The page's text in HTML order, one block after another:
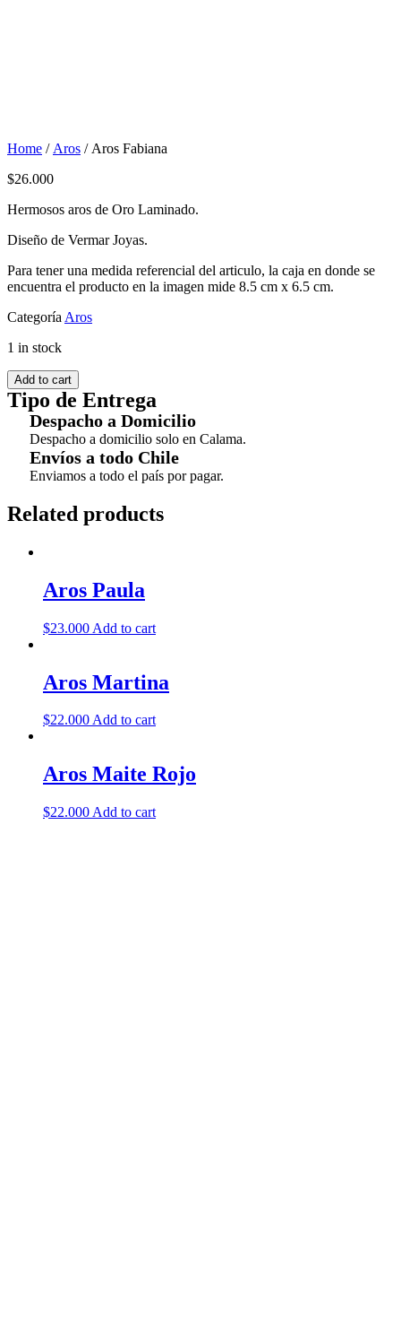
Home / Aros / Aros Fabiana
$26.000
Hermosos aros de Oro Laminado.
Diseño de Vermar Joyas.
Para tener una medida referencial del articulo, la caja en donde se
encuentra el producto en la imagen mide 8.5 cm x 6.5 cm.
Categoría Aros
1 in stock
Add to cart
Tipo de Entrega
Despacho a Domicilio
Despacho a domicilio solo en Calama.
Envíos a todo Chile
Enviamos a todo el país por pagar.
Related products
Aros Paula
$23.000 Add to cart
Aros Martina
$22.000Add to cart
Aros Maite Rojo
$22.000 Add to cart